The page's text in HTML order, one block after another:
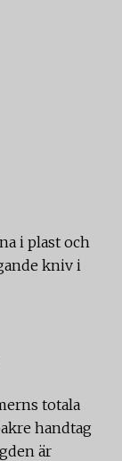
i plast och
kniv i
totala
handtag
är